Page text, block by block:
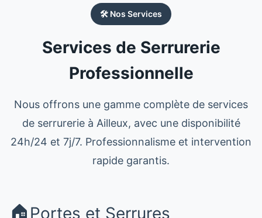
🛠️ Nos Services
Services de Serrurerie
Professionnelle
Nous offrons une gamme complète de services
de serrurerieà Ailleux, avec une disponibilité
24h/24 et 7j/7. Professionnalisme et intervention
rapide garantis.
🏠 Portes et Serrures